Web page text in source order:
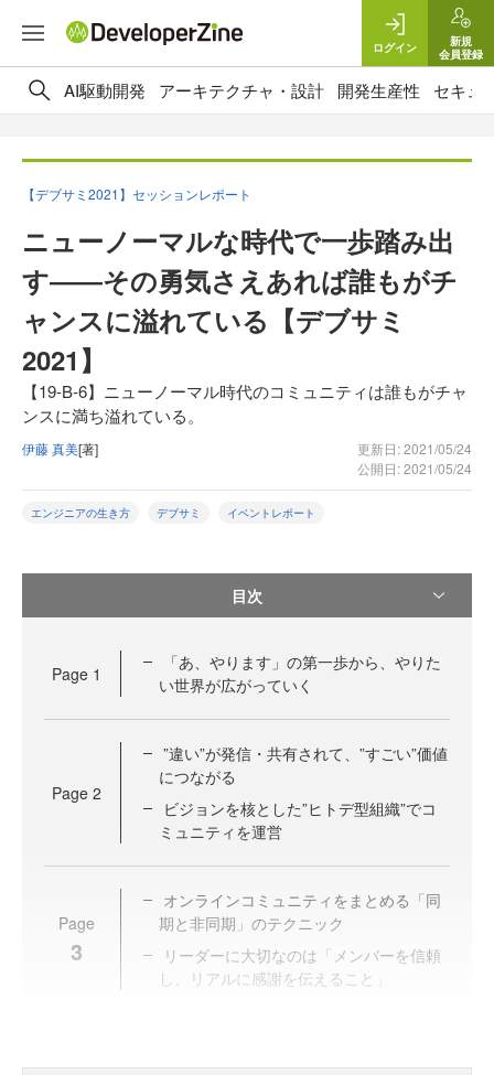
ログイン
新規
会員登録
AI駆動開発 アーキテクチャ・設計 開発生産性 セキュ
【デブサミ2021】セッションレポート
ニューノーマルな時代で一歩踏み出
す――その勇気さえあれば誰もがチ
ャンスに溢れている【デブサミ
2021】
【19-B-6】ニューノーマル時代のコミュニティは誰もがチャ
ンスに満ち溢れている。
伊藤 真美[著]
更新日: 2021/05/24
公開日: 2021/05/24
エンジニアの生き方 デブサミ イベントレポート
目次
Page 1
「あ、やります」の第一歩から、やりた
い世界が広がっていく
Page 2
”違い”が発信・共有されて、”すごい”価値
につながる
ビジョンを核とした”ヒトデ型組織”でコ
ミュニティを運営
Page
3
オンラインコミュニティをまとめる「同
期と非同期」のテクニック
リーダーに大切なのは「メンバーを信頼
し、リアルに感謝を伝えること」